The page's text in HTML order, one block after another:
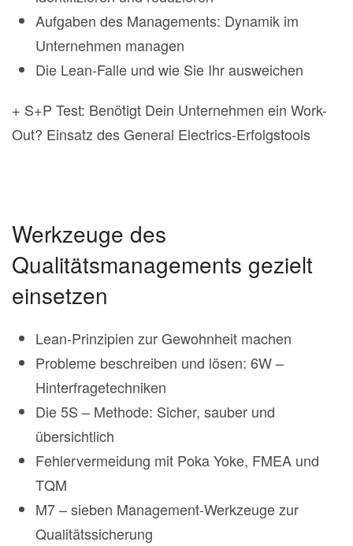
Aufgaben des Managements: Dynamik im
Unternehmen managen
Die Lean-Falle und wie Sie Ihr ausweichen
+ S+P Test: Benötigt Dein Unternehmen ein Work-
Out? Einsatz des General Electrics-Erfolgstools
Werkzeuge des
Qualitätsmanagements gezielt
einsetzen
Lean-Prinzipien zur Gewohnheit machen
Probleme beschreiben und lösen: 6W –
Hinterfragetechniken
Die 5S – Methode: Sicher, sauber und
übersichtlich
Fehlervermeidung mit Poka Yoke, FMEA und
TQM
M7 – sieben Management-Werkzeuge zur
Qualitätssicherung